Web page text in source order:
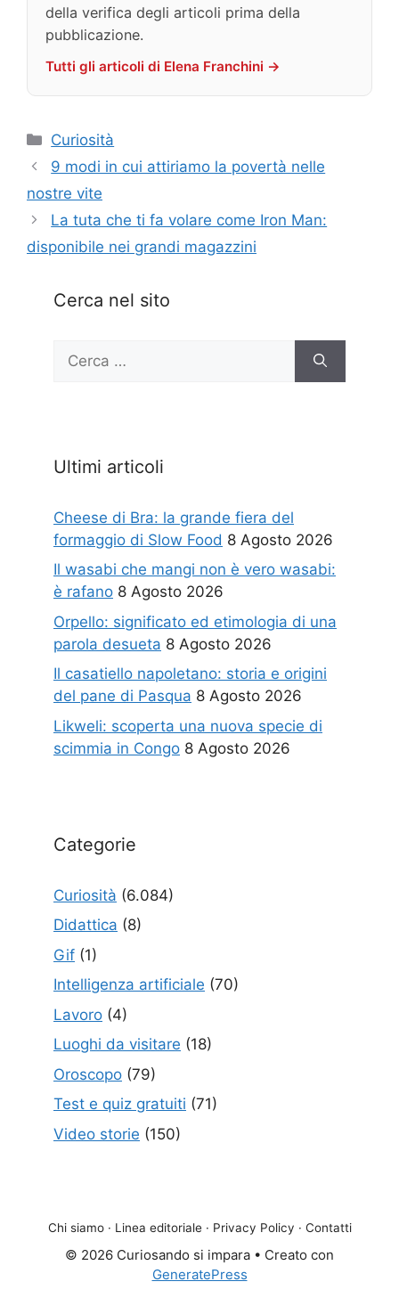
della verifica degli articoli prima della
pubblicazione.
Tutti gli articoli di Elena Franchini →
Categorie
Curiosità
9 modi in cui attiriamo la povertà nelle
nostre vite
La tuta che ti fa volare come Iron Man:
disponibile nei grandi magazzini
Cerca nel sito
per:
Ultimi articoli
Cheese di Bra: la grande fiera del
formaggio di Slow Food 8 Agosto 2026
Il wasabi che mangi non è vero wasabi:
è rafano 8 Agosto 2026
Orpello: significato ed etimologia di una
parola desueta 8 Agosto 2026
Il casatiello napoletano: storia e origini
del pane di Pasqua 8 Agosto 2026
Likweli: scoperta una nuova specie di
scimmia in Congo 8 Agosto 2026
Categorie
Curiosità (6.084)
Didattica (8)
Gif (1)
Intelligenza artificiale (70)
Lavoro (4)
Luoghi da visitare (18)
Oroscopo (79)
Test e quiz gratuiti (71)
Video storie (150)
Chi siamo · Linea editoriale · Privacy Policy · Contatti
© 2026 Curiosando si impara • Creato con
GeneratePress